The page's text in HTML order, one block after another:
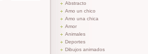
Abstracto
Amo un chico
Amo una chica
Amor
Animales
Deportes
Dibujos animados